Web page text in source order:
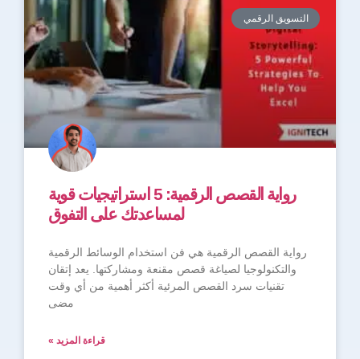
التسويق الرقمي
رواية القصص الرقمية: 5 استراتيجيات قوية
لمساعدتك على التفوق
رواية القصص الرقمية هي فن استخدام الوسائط الرقمية
والتكنولوجيا لصياغة قصص مقنعة ومشاركتها. يعد إتقان
تقنيات سرد القصص المرئية أكثر أهمية من أي وقت
مضى
قراءة المزيد »